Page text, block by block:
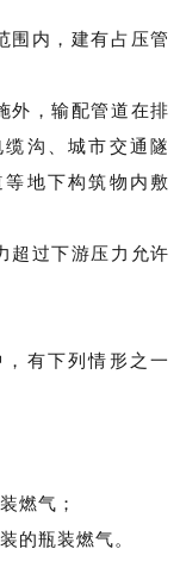
围内，建有占压管
外，输配管道在排
沟、城市交通隧
地下构筑物内敷
超过下游压力允许
有下列情形之一
燃气；
的瓶装燃气。